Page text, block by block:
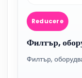
Reducere
Филтър,
Филтър,